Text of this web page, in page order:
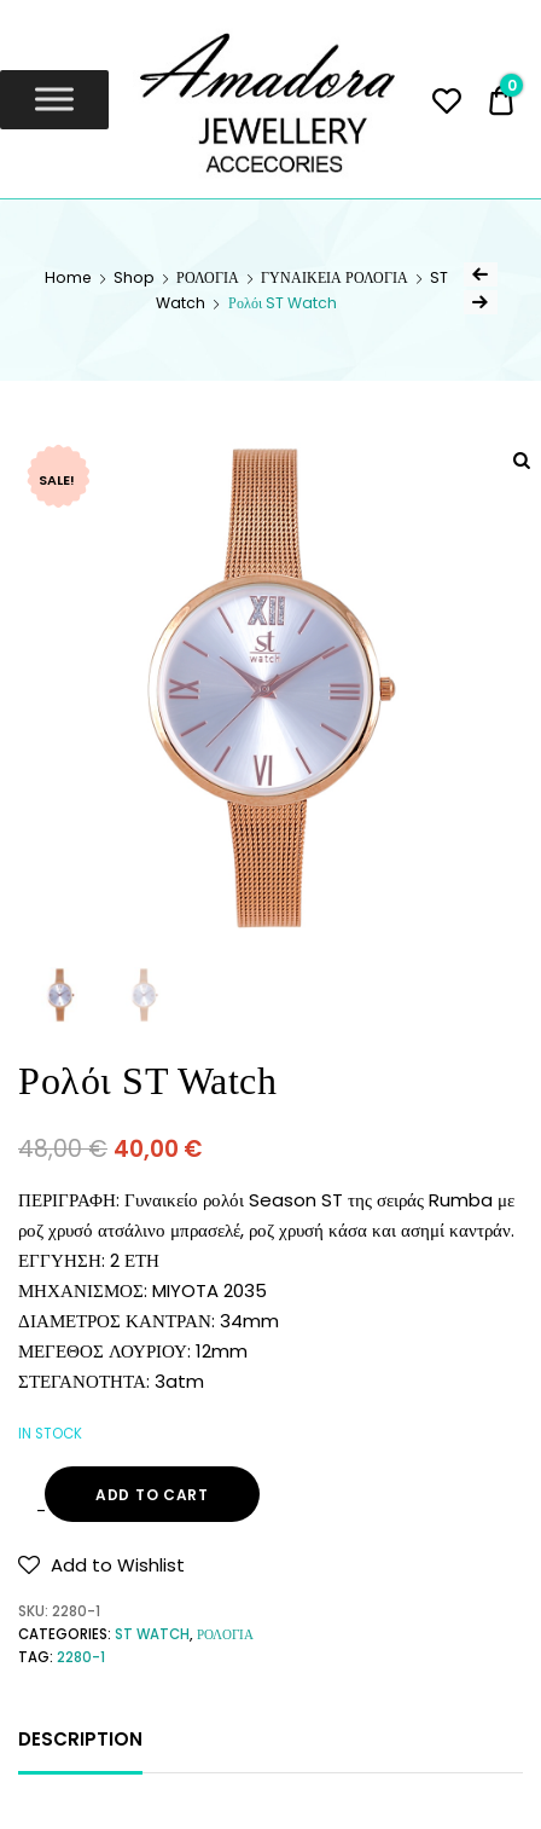
JEWELLERY
0
Home Shop ΡΟΛΟΓΙΑ ΓΥΝΑΙΚΕΙΑ ΡΟΛΟΓΙΑ
ST
Watch
Ρολόι ST Watch
SALE!
Ρολόι ST Watch
48,00€ 40,00 €
ΠΕΡΙΓΡΑΦΗ: Γυναικείο ρολόι Season ST της σειράς Rumba με
ροζ χρυσό ατσάλινο μπρασελέ, ροζ χρυσή κάσα και ασημί καντράν.
ΕΓΓΥΗΣΗ: 2 ΕΤΗ
ΜΗΧΑΝΙΣΜΟΣ: MIYOTA 2035
ΔΙΑΜΕΤΡΟΣ ΚΑΝΤΡΑΝ: 34mm
ΜΕΓΕΘΟΣ ΛΟΥΡΙΟΥ: 12mm
ΣΤΕΓΑΝΟΤΗΤΑ: 3atm
IN STOCK
ADD TO CART
Add to Wishlist
SKU: 2280-1
CATEGORIES: ST WATCH,ΡΟΛΟΓΙΑ
TAG: 2280-1
DESCRIPTION